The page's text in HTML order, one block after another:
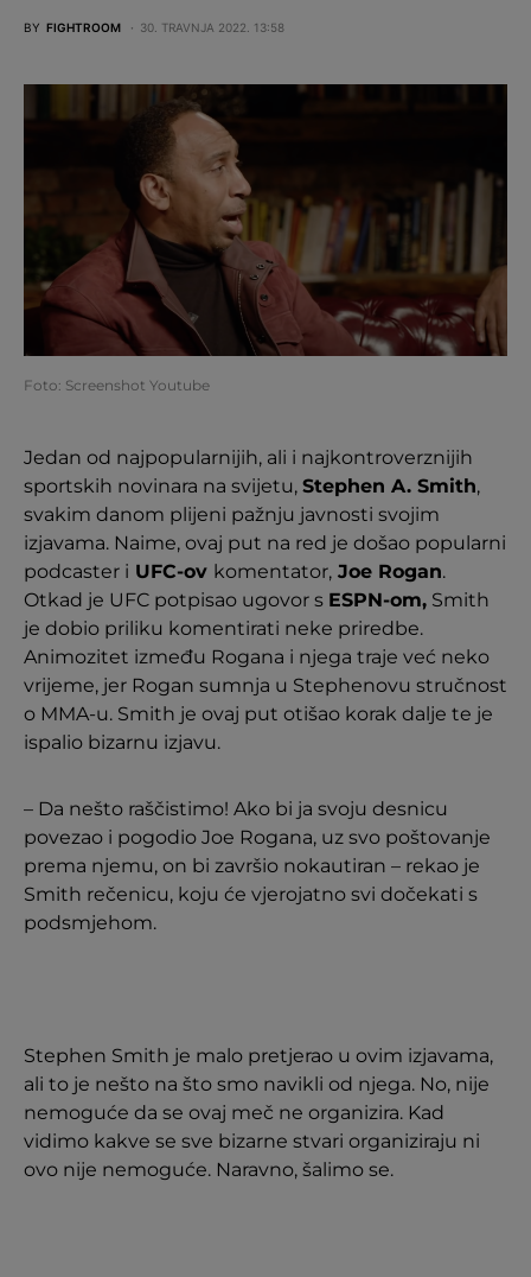
BY FIGHTROOM 30. TRAVNJA 2022. 13:58
Foto: Screenshot Youtube
Jedan od najpopularnijih, ali i najkontroverznijih
sportskih novinara na svijetu, Stephen A. Smith,
svakim danom plijeni pažnju javnosti svojim
izjavama. Naime, ovaj put na red je došao popularni
podcaster i UFC-ov komentator, Joe Rogan.
Otkad je UFC potpisao ugovor s ESPN-om, Smith
je dobio priliku komentirati neke priredbe.
Animozitet između Rogana i njega traje već neko
vrijeme, jer Rogan sumnja u Stephenovu stručnost
o MMA-u. Smith je ovaj put otišao korak dalje te je
ispalio bizarnu izjavu.
– Da nešto raščistimo! Ako bi ja svoju desnicu
povezao i pogodio Joe Rogana, uz svo poštovanje
prema njemu, on bi završio nokautiran – rekao je
Smith rečenicu, koju će vjerojatno svi dočekati s
podsmjehom.
Stephen Smith je malo pretjerao u ovim izjavama,
ali to je nešto na što smo navikli od njega. No, nije
nemoguće da se ovaj meč ne organizira. Kad
vidimo kakve se sve bizarne stvari organiziraju ni
ovo nije nemoguće. Naravno, šalimo se.